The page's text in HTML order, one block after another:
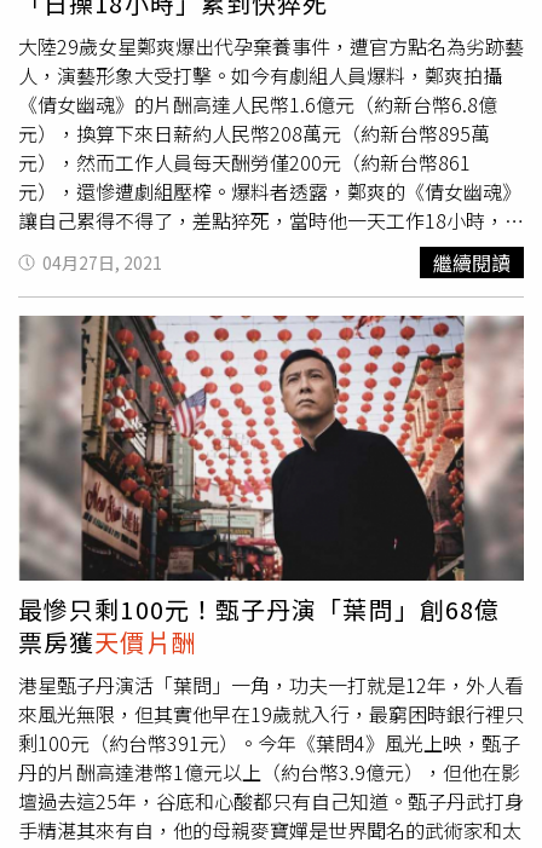
色很有意見，原先黃百鳴是要讓星爺飾演娘娘腔的二哥，但
被周星馳拒絕，直到張國榮跳出來飾演二哥，劇中角色才完
全確定，歷經波折，電影也順利上映，果然再次打破香港電
影紀錄，獲得4900萬港幣的票房。對於外界紛紛質疑星爺
哄抬身價的說法，黃百鳴回應，「一個演員的片酬是取決於
市場的」，由於周星馳當時拍的電影都相當叫座，因此黃百
鳴認為這筆片酬花得值得，至於黃百鳴會錯過周星馳，事後
傳出是因為員工當時沒有將星爺的履歷遞到黃百鳴手中；周
星馳對於天價酬勞一事也做過回應，據星爺表示，「當時只
是不願意出演，所以才隨便講了個價格，結果他真的給了，
我也只好拍了」，後來《97家有喜事》黃百鳴再次找來周星
馳演出，並給了1300萬元的片酬。
大陸29歲女星鄭爽爆出代孕棄養事件，遭官方點名為劣跡藝
人，演藝形象大受打擊。如今有劇組人員爆料，鄭爽拍攝
《倩女幽魂》的片酬高達人民幣1.6億元（約新台幣6.8億
元），換算下來日薪約人民幣208萬元（約新台幣895萬
元），然而工作人員每天酬勞僅200元（約新台幣861
元），還慘遭劇組壓榨。爆料者透露，鄭爽的《倩女幽魂》
讓自己累得不得了，差點猝死，當時他一天工作18小時，只
能睡3、4小時，多1分鐘都不行，還得每天熬夜，讓工作人
員大喊吃不消，光場務就換了7、8批人，自己去之前就已換
過3次，3個月內幾乎每2週換一批，弄到最後大家都叫不
敢，要外援的時候旁人一聽說就不去。劇組人員指出，《倩
女幽魂》劇組分A、B兩組，A組在山裡連續拍，B組在大院
連拍1週，大家每天累到器械都不收；更扯的是，製片有次
凌晨4點突然叫2組人馬互換場地，導致凌晨1點才收工的工
作人員必須趕回現場整理器械；此外，劇組為了省錢不願租
場地，天天往深山跑，甚至要工作人員在大熱天喝熱水。當
事人提到，有一場戲是在山頂上拍攝，車子上不去，器械全
靠人力搬運，結果演員一到場就發脾氣，喊著太熱不想拍，
強調一定要有空調，逼得10多名工作人員只好把大型空調搬
上山，轉場時再找人搬走，到下一個地方再搬出來使用，這
樣一來一往導致2人腰部受傷，演員卻假裝沒看到，繼續化
妝。最令人氣憤的是，一般來說，攝影助理每天工資最低
300元，《倩女幽魂》劇組卻只給200元，和場務價格一
樣，遠遠低於正常行情；直到鄭爽天價片酬曝光後，劇組人
員才恍然大悟，原來戲拍得趕是為了省錢，而省下的錢都進
了鄭爽口袋，根本是靠壓榨工作人員，才能支付片酬。
04月27日, 2021 繼續閱讀
最慘只剩100元！甄子丹演「葉問」創68億
票房獲天價片酬
港星甄子丹演活「葉問」一角，功夫一打就是12年，外人看
來風光無限，但其實他早在19歲就入行，最窮困時銀行裡只
剩100元（約台幣391元）。今年《葉問4》風光上映，甄子
丹的片酬高達港幣1億元以上（約台幣3.9億元），但他在影
壇過去這25年，谷底和心酸都只有自己知道。甄子丹武打身
手精湛其來有自，他的母親麥寶嬋是世界聞名的武術家和太